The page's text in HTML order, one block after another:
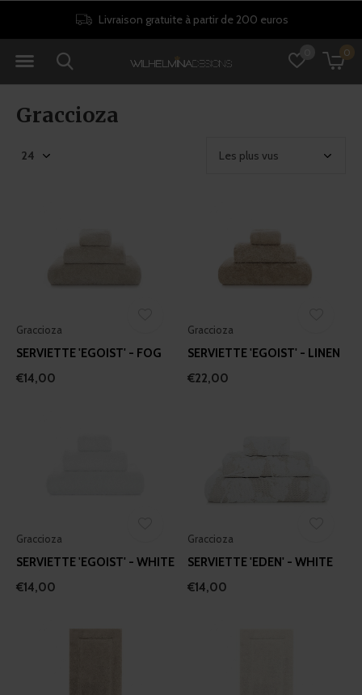
0
Politique de retour de 30 jours
Graccioza
Graccioza
SERVIETTE 'EGOIST' - FOG
€14,00
Graccioza
SERVIETTE 'EGOIST' - LINEN
€22,00
Graccioza
SERVIETTE 'EGOIST' - WHITE
€14,00
Graccioza
SERVIETTE 'EDEN' - WHITE
€14,00